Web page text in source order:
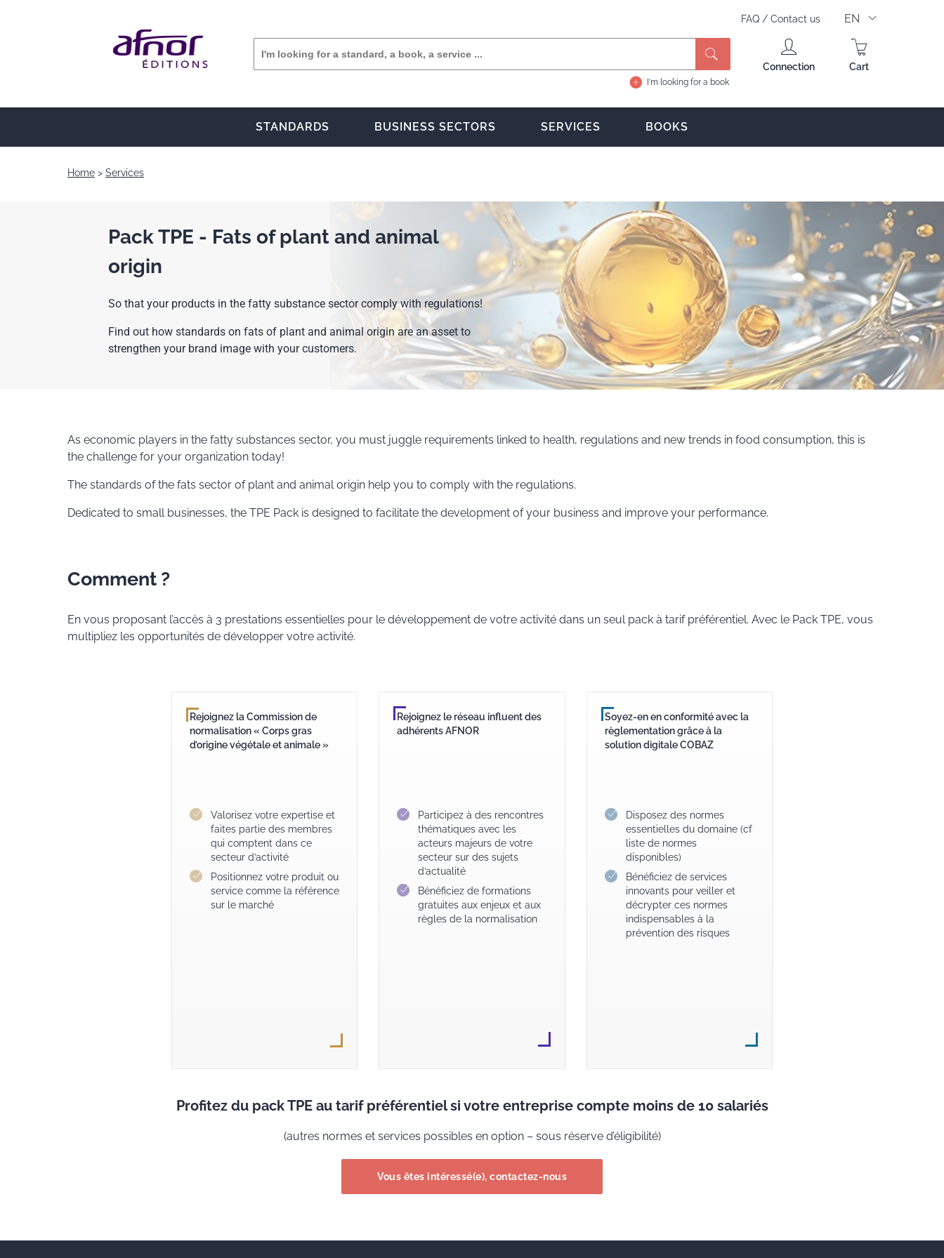
FAQ / Contact us EN
I'm looking for a book
Connection Cart
STANDARDS BUSINESS SECTORS SERVICES BOOKS
Home Services
Pack TPE - Fats of plant and animal
origin
So that your products in the fatty substance sector comply with regulations!
Find out how standards on fats of plant and animal origin are an asset to
strengthen your brand image with your customers.
As economic players in the fatty substances sector, you must juggle requirements linked to health, regulations and new trends in food consumption, this is
the challenge for your organization today!
The standards of the fats sector of plant and animal origin help you to comply with the regulations.
Dedicated to small businesses, the TPE Pack is designed to facilitate the development of your business and improve your performance.
Comment ?
En vous proposant l’accès à 3 prestations essentielles pour le développement de votre activité dans un seul pack à tarif préférentiel. Avec le Pack TPE, vous
multipliez les opportunités de développer votre activité.
Rejoignez la Commission de
normalisation « Corps gras
d’origine végétale et animale »
Valorisez votre expertise et
faites partie des membres
qui comptent dans ce
secteur d’activité
Positionnez votre produit ou
service comme la référence
sur le marché
Rejoignez le réseau influent des
adhérents AFNOR
Participez à des rencontres
thématiques avec les
acteurs majeurs de votre
secteur sur des sujets
d’actualité
Bénéficiez de formations
gratuites aux enjeux et aux
règles de la normalisation
Soyez-en en conformité avec la
règlementation grâce à la
solution digitale COBAZ
Disposez des normes
essentielles du domaine (cf
liste de normes
disponibles)
Bénéficiez de services
innovants pour veiller et
décrypter ces normes
indispensables à la
prévention des risques
Profitez du pack TPE au tarif préférentiel si votre entreprise compte moins de 10 salariés
(autres normes et services possibles en option – sous réserve d’éligibilité)
Vous êtes intéressé(e), contactez-nous